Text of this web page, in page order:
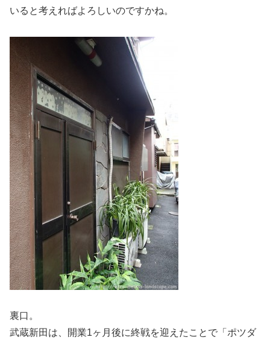
いると考えればよろしいのですかね。
裏口。
武蔵新田は、開業1ヶ月後に終戦を迎えたことで「ポツダ